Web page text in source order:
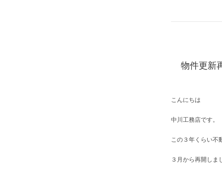
物件更新
こんにちは
中川工務店です。
この３年くらい不
３月から再開しま